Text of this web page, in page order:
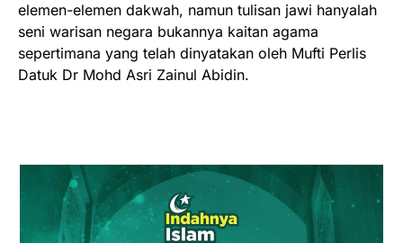
elemen-elemen dakwah, namun tulisan jawi hanyalah
seni warisan negara bukannya kaitan agama
sepertimana yang telah dinyatakan oleh Mufti Perlis
Datuk Dr Mohd Asri Zainul Abidin.